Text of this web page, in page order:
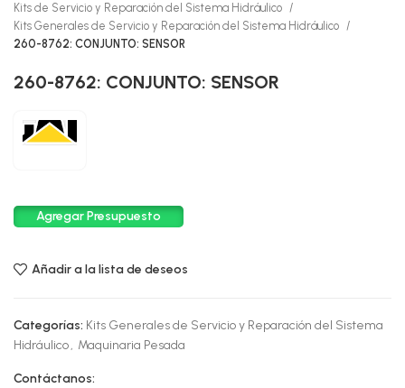
Kits de Servicio y Reparación del Sistema Hidráulico
Kits Generales de Servicio y Reparación del Sistema Hidráulico
260-8762: CONJUNTO: SENSOR
260-8762: CONJUNTO: SENSOR
Agregar Presupuesto
Añadir a la lista de deseos
Categorías: Kits Generales de Servicio y Reparación del Sistema
Hidráulico, Maquinaria Pesada
Contáctanos: